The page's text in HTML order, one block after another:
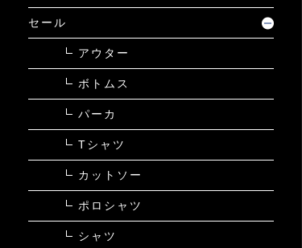
セール
アウター
ボトムス
パーカ
Tシャツ
カットソー
ポロシャツ
シャツ